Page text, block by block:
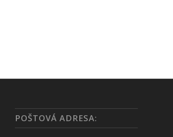
POŠTOVÁ ADRESA: